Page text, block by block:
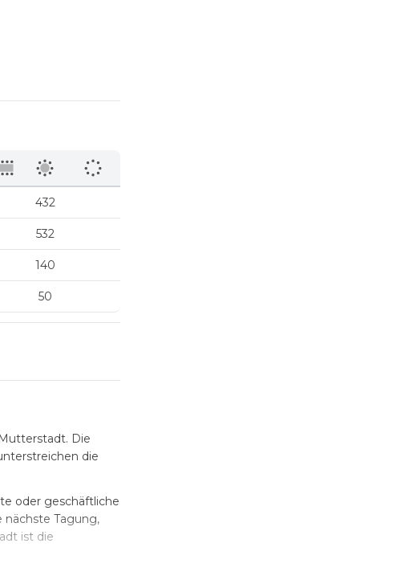
432
532
140
50
Die
die
oder geschäftliche
Tagung,
ist die